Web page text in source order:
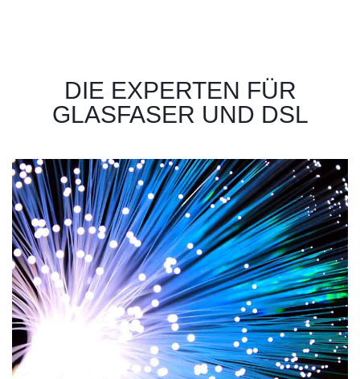
DIE EXPERTEN FÜR
GLASFASER UND DSL